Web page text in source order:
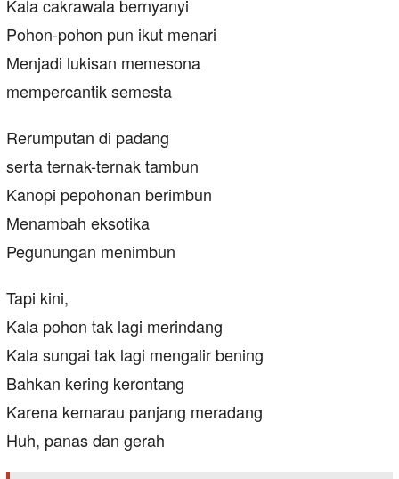
Kala cakrawala bernyanyi
Pohon-pohon pun ikut menari
Menjadi lukisan memesona
mempercantik semesta
Rerumputan di padang
serta ternak-ternak tambun
Kanopi pepohonan berimbun
Menambah eksotika
Pegunungan menimbun
Tapi kini,
Kala pohon tak lagi merindang
Kala sungai tak lagi mengalir bening
Bahkan kering kerontang
Karena kemarau panjang meradang
Huh, panas dan gerah